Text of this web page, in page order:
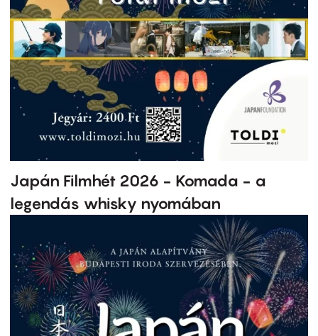
Japán Filmhét 2026 - Komada - a
legendás whisky nyomában